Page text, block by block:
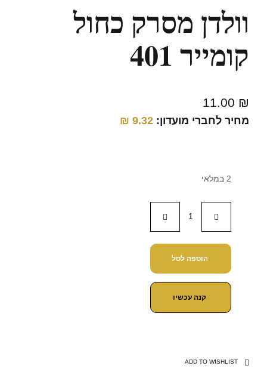
וולדן מסרק כחול
קומייר 401
11.00 ₪
מחיר לחברי מועדון: 9.32
₪
2 במלאי
הוספה לסל
קנה עכשיו
ADD TO WISHLIST